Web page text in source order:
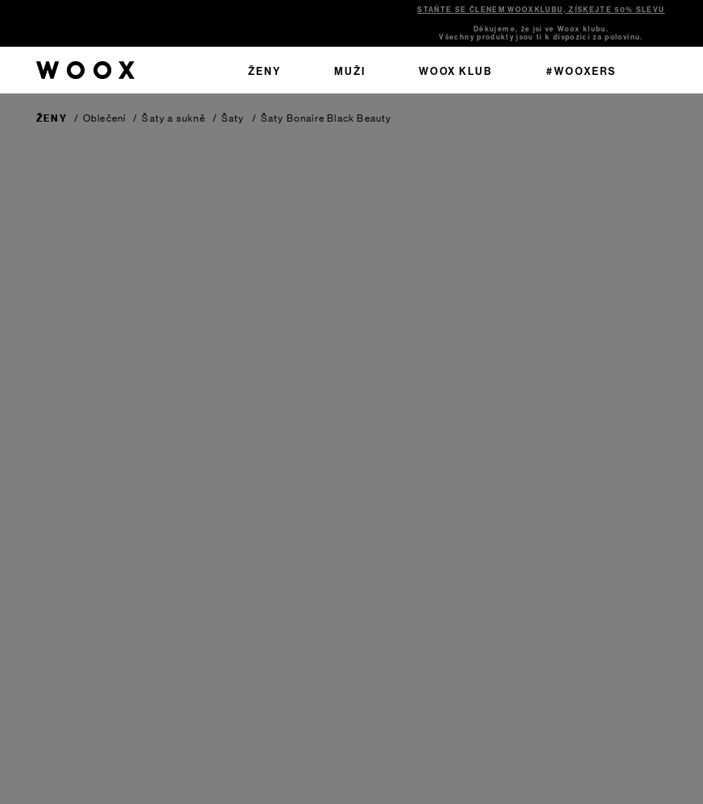
STAŇTE SE ČLENEM WOOXKLUBU, ZÍSKEJTE 50% SLEVU
Děkujeme, že jsi ve Woox klubu.
Všechny produkty jsou ti k dispozici za polovinu.
ŽENY MUŽI WOOX KLUB #WOOXERS
ŽENY / Oblečení / Šaty a sukně / Šaty / Šaty Bonaire Black Beauty